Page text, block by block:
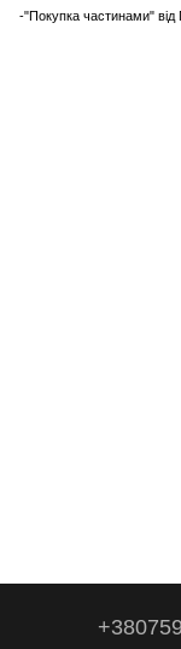
-"Покупка частинами" від